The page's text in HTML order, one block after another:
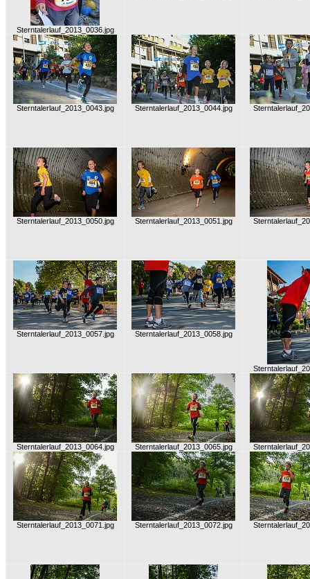
Sterntalerlauf_2013_0036.jpg
Sterntalerlauf_2013_0043.jpg Sterntalerlauf_2013_0044.jpg
Sterntalerlauf_2013_0050.jpg Sterntalerlauf_2013_0051.jpg
Sterntalerlauf_2013_0057.jpg Sterntalerlauf_2013_0058.jpg
Sterntalerlauf_2013_0064.jpg Sterntalerlauf_2013_0065.jpg
Sterntalerlauf_2013_0071.jpg Sterntalerlauf_2013_0072.jpg